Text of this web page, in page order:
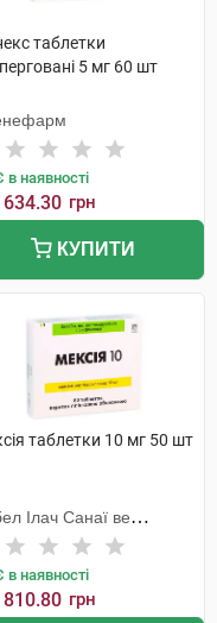
таблетки
5 мг 60 шт
в наявності
634.30 грн
КУПИТИ
таблетки 10 мг 50 шт
Ілач Санаї ве
в наявності
810.80 грн